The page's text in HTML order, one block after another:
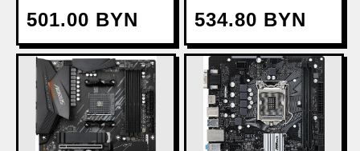
501.00 BYN 534.80 BYN